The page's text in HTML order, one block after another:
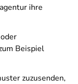
ihre
Beispiel
zuzusenden,